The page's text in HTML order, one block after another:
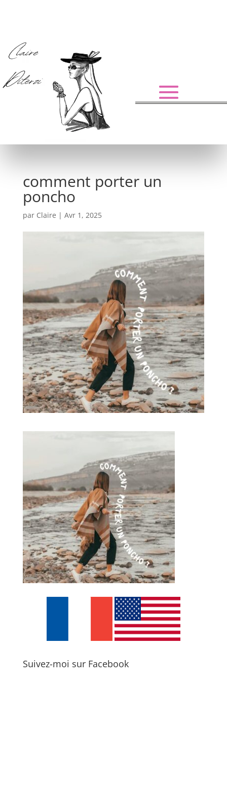
comment porter un
poncho
par Claire | Avr 1, 2025
Suivez-moi sur Facebook